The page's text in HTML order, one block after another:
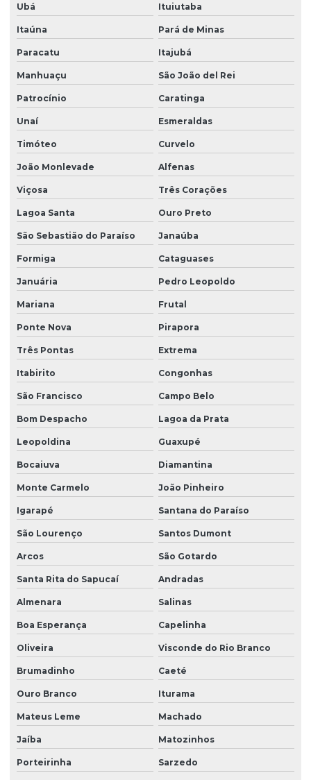
Ubá Ituiutaba
Itaúna Pará de Minas
Paracatu Itajubá
Manhuaçu São João del Rei
Patrocínio Caratinga
Unaí Esmeraldas
Timóteo Curvelo
João Monlevade Alfenas
Viçosa Três Corações
Lagoa Santa Ouro Preto
São Sebastião do Paraíso Janaúba
Formiga Cataguases
Januária Pedro Leopoldo
Mariana Frutal
Ponte Nova Pirapora
Três Pontas Extrema
Itabirito Congonhas
São Francisco Campo Belo
Bom Despacho Lagoa da Prata
Leopoldina Guaxupé
Bocaiuva Diamantina
Monte Carmelo João Pinheiro
Igarapé Santana do Paraíso
São Lourenço Santos Dumont
Arcos São Gotardo
Santa Rita do Sapucaí Andradas
Almenara Salinas
Boa Esperança Capelinha
Oliveira Visconde do Rio Branco
Brumadinho Caeté
Ouro Branco Iturama
Mateus Leme Machado
Jaíba Matozinhos
Porteirinha Sarzedo